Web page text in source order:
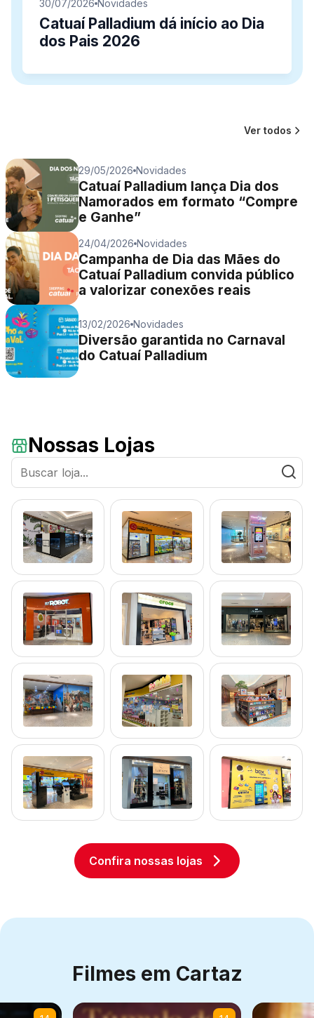
Comodidades Eventos Cinema
Vitrine Virtual
30/07/2026 Novidades
Catuaí Palladium dá início ao Dia
dos Pais 2026
Ver todos
29/05/2026 Novidades
Catuaí Palladium lança Dia dos
Namorados em formato “Compre
e Ganhe”
24/04/2026 Novidades
Campanha de Dia das Mães do
Catuaí Palladium convida público
a valorizar conexões reais
13/02/2026 Novidades
Diversão garantida no Carnaval
do Catuaí Palladium
Nossas Lojas
Confira nossas lojas
Filmes em Cartaz